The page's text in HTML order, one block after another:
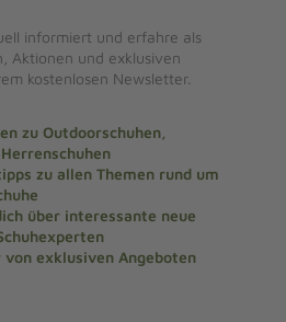
informiert und erfahre als
Aktionen und exklusiven
kostenlosen Newsletter.
zu Outdoorschuhen,
zu allen Themen rund um
über interessante neue
exklusiven Angeboten